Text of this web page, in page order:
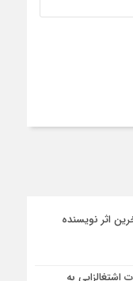
اثر نویسنده
اشتغالزایی به